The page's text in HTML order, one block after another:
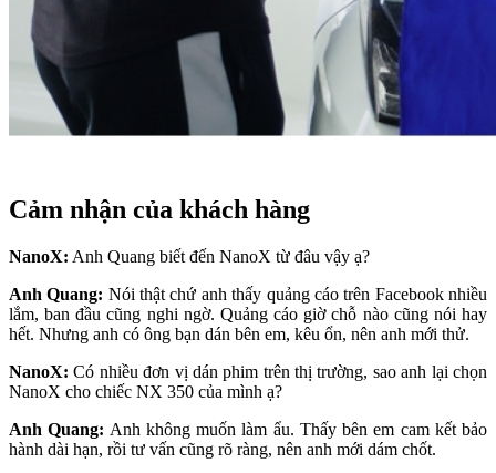
Cảm nhận của khách hàng
NanoX: Anh Quang biết đến NanoX từ đâu vậy ạ?
Anh Quang: Nói thật chứ anh thấy quảng cáo trên Facebook nhiều
lắm, ban đầu cũng nghi ngờ. Quảng cáo giờ chỗ nào cũng nói hay
hết. Nhưng anh có ông bạn dán bên em, kêu ổn, nên anh mới thử.
NanoX: Có nhiều đơn vị dán phim trên thị trường, sao anh lại chọn
NanoX cho chiếc NX 350 của mình ạ?
Anh Quang: Anh không muốn làm ẩu. Thấy bên em cam kết bảo
hành dài hạn, rồi tư vấn cũng rõ ràng, nên anh mới dám chốt.